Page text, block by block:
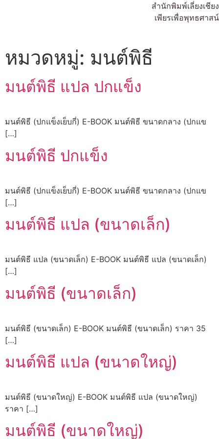
สำนักพิมพ์เลี่ยงเชียง
เพียรเพื่อพุทธศาสน์
หมวดหมู่: มนต์พิธี
มนต์พิธี แปล ปกแข็ง
มนต์พิธี (ปกแข็งเย็บกี่) E-BOOK มนต์พิธี ขนาดกลาง (ปกแข
[…]
มนต์พิธี ปกแข็ง
มนต์พิธี (ปกแข็งเย็บกี่) E-BOOK มนต์พิธี ขนาดกลาง (ปกแข
[…]
มนต์พิธี แปล (ขนาดเล็ก)
มนต์พิธี แปล (ขนาดเล็ก) E-BOOK มนต์พิธี แปล (ขนาดเล็ก)
[…]
มนต์พิธี (ขนาดเล็ก)
มนต์พิธี (ขนาดเล็ก) E-BOOK มนต์พิธี (ขนาดเล็ก) ราคา 35
[…]
มนต์พิธี แปล (ขนาดใหญ่)
มนต์พิธี (ขนาดใหญ่) E-BOOK มนต์พิธี แปล (ขนาดใหญ่)
ราคา […]
มนต์พิธี (ขนาดใหญ่)